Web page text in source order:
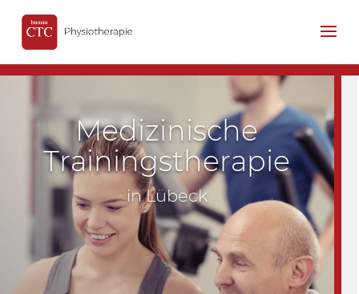
Medizinische
Trainingstherapie
in Lübeck